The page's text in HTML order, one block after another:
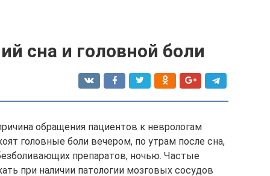
сна и головной боли
обращения пациентов к неврологам
головные боли вечером, по утрам после сна,
препаратов, ночью. Частые
при наличии патологии мозговых сосудов